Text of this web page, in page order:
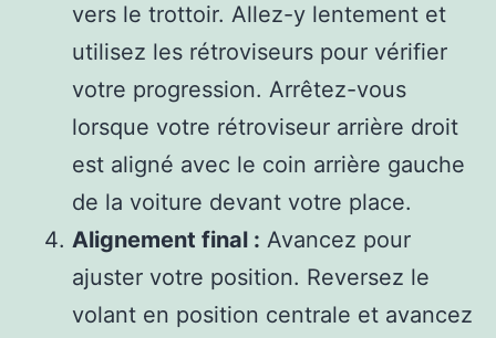
vers le trottoir. Allez-y lentement et
utilisez les rétroviseurs pour vérifier
votre progression. Arrêtez-vous
lorsque votre rétroviseur arrière droit
est aligné avec le coin arrière gauche
de la voiture devant votre place.
Alignement final : Avancez pour
ajuster votre position. Reversez le
volant en position centrale et avancez